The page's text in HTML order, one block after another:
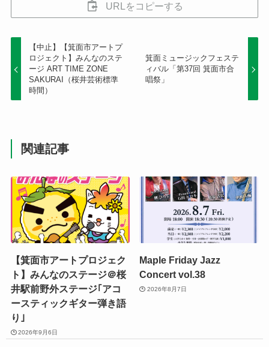
URLをコピーする
【中止】【箕面市アートプ
ロジェクト】みんなのステ
ージ ART TIME ZONE
SAKURAI（桜井芸術標準
時間）
箕面ミュージックフェステ
ィバル「第37回 箕面市合
唱祭」
関連記事
【箕面市アートプロジェク
ト】みんなのステージ＠桜
井駅前野外ステージ｢アコ
ースティックギター弾き語
り｣
2026年9月6日
Maple Friday Jazz
Concert vol.38
2026年8月7日